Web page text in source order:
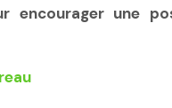
encourager une